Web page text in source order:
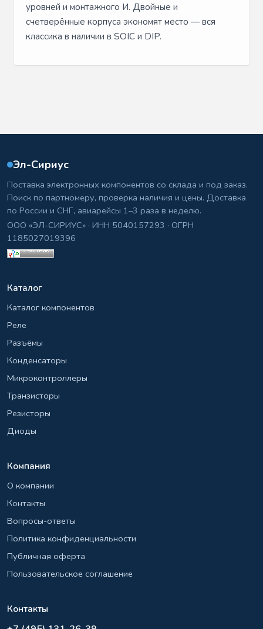
уровней и монтажного И. Двойные и
счетверённые корпуса экономят место — вся
классика в наличии в SOIC и DIP.
Эл-Сириус
Поставка электронных компонентов со склада и под заказ.
Поиск по партномеру, проверка наличия и цены. Доставка
по России и СНГ, авиарейсы 1–3 раза в неделю.
ООО «ЭЛ-СИРИУС» · ИНН 5040157293 · ОГРН
1185027019396
Каталог
Каталог компонентов
Реле
Разъёмы
Конденсаторы
Микроконтроллеры
Транзисторы
Резисторы
Диоды
Компания
О компании
Контакты
Вопросы-ответы
Политика конфиденциальности
Публичная оферта
Пользовательское соглашение
Контакты